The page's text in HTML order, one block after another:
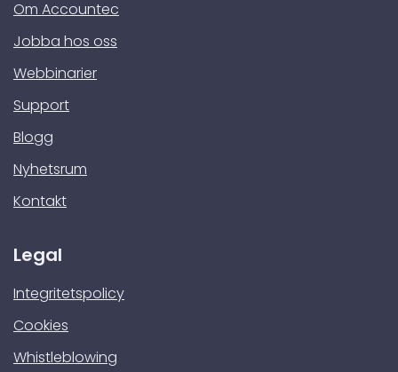
Om Accountec
Jobba hos oss
Webbinarier
Support
Blogg
Nyhetsrum
Kontakt
Legal
Integritetspolicy
Cookies
Whistleblowing